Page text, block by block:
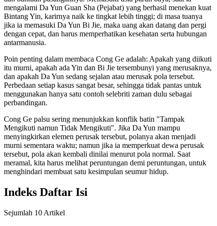
mengalami Da Yun Guan Sha (Pejabat) yang berhasil menekan kuat
Bintang Yin, karirnya naik ke tingkat lebih tinggi; di masa tuanya
jika ia memasuki Da Yun Bi Jie, maka uang akan datang dan pergi
dengan cepat, dan harus memperhatikan kesehatan serta hubungan
antarmanusia.
Poin penting dalam membaca Cong Ge adalah: Apakah yang diikuti
itu murni, apakah ada Yin dan Bi Jie tersembunyi yang merusaknya,
dan apakah Da Yun sedang sejalan atau merusak pola tersebut.
Perbedaan setiap kasus sangat besar, sehingga tidak pantas untuk
menggunakan hanya satu contoh selebriti zaman dulu sebagai
perbandingan.
Cong Ge palsu sering menunjukkan konflik batin "Tampak
Mengikuti namun Tidak Mengikuti". Jika Da Yun mampu
menyingkirkan elemen perusak tersebut, polanya akan menjadi
murni sementara waktu; namun jika ia memperkuat dewa perusak
tersebut, pola akan kembali dinilai menurut pola normal. Saat
meramal, kita harus melihat peruntungan demi peruntungan, untuk
menghindari membuat satu kesimpulan seumur hidup.
Indeks Daftar Isi
Sejumlah 10 Artikel